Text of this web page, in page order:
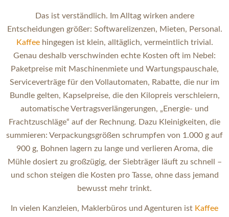
Das ist verständlich. Im Alltag wirken andere
Entscheidungen größer: Softwarelizenzen, Mieten, Personal.
Kaffeehingegen ist klein, alltäglich, vermeintlich trivial.
Genau deshalb verschwinden echte Kosten oft im Nebel:
Paketpreise mit Maschinenmiete und Wartungspauschale,
Serviceverträge für den Vollautomaten, Rabatte, die nur im
Bundle gelten, Kapselpreise, die den Kilopreis verschleiern,
automatische Vertragsverlängerungen, „Energie- und
Frachtzuschläge“ auf der Rechnung. Dazu Kleinigkeiten, die
summieren: Verpackungsgrößen schrumpfen von 1.000 g auf
900 g, Bohnen lagern zu lange und verlieren Aroma, die
Mühle dosiert zu großzügig, der Siebträger läuft zu schnell –
und schon steigen die Kosten pro Tasse, ohne dass jemand
bewusst mehr trinkt.
In vielen Kanzleien, Maklerbüros und Agenturen ist Kaffee